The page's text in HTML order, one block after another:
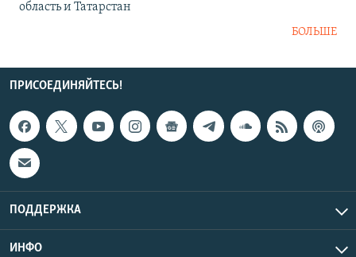
область и Татарстан
БОЛЬШЕ
ПРИСОЕДИНЯЙТЕСЬ!
ПОДДЕРЖКА
ИНФО